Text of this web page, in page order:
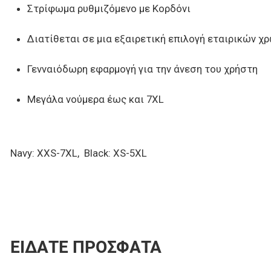
Στρίφωμα ρυθμιζόμενο με Κορδόνι
Διατίθεται σε μια εξαιρετική επιλογή εταιρικών
Γενναιόδωρη εφαρμογή για την άνεση του χρήστη
Μεγάλα νούμερα έως και 7XL
Navy: XXS-7XL, Black: XS-5XL
ΕΊΔΑΤΕ ΠΡΌΣΦΑΤΑ